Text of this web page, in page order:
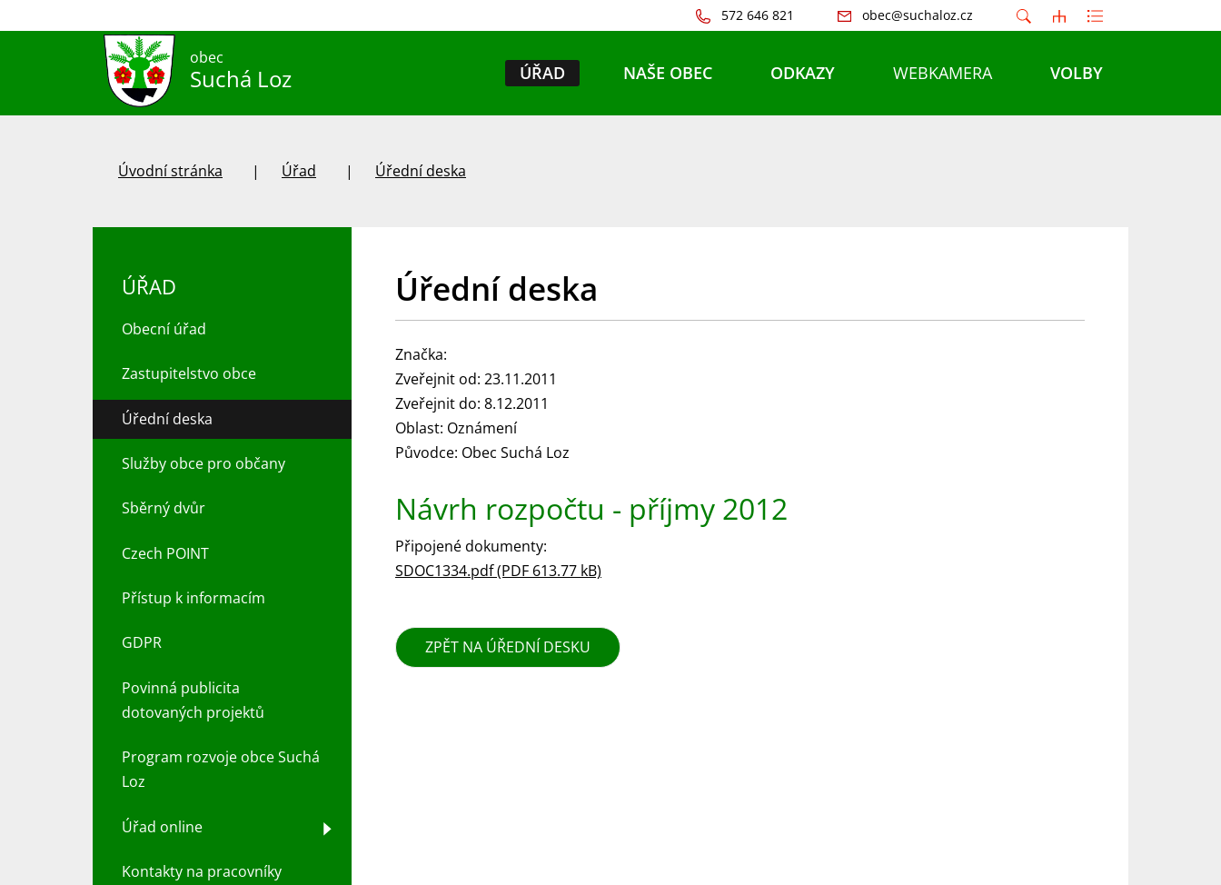
572 646 821 obec@suchaloz.cz
obec
Suchá Loz ÚŘAD NAŠE OBEC ODKAZY WEBKAMERA VOLBY
Úvodní stránka Úřad Úřední deska
Úřední deska
Značka:
Zveřejnit od: 23.11.2011
Zveřejnit do: 8.12.2011
Oblast: Oznámení
Původce: Obec Suchá Loz
Návrh rozpočtu - příjmy 2012
Připojené dokumenty:
SDOC1334.pdf (PDF 613.77 kB)
ZPĚT NA ÚŘEDNÍ DESKU
ÚŘAD
Obecní úřad
Zastupitelstvo obce
Úřední deska
Služby obce pro občany
Sběrný dvůr
Czech POINT
Přístup k informacím
GDPR
Povinná publicita
dotovaných projektů
Program rozvoje obce Suchá
Loz
Úřad online
Kontakty na pracovníky